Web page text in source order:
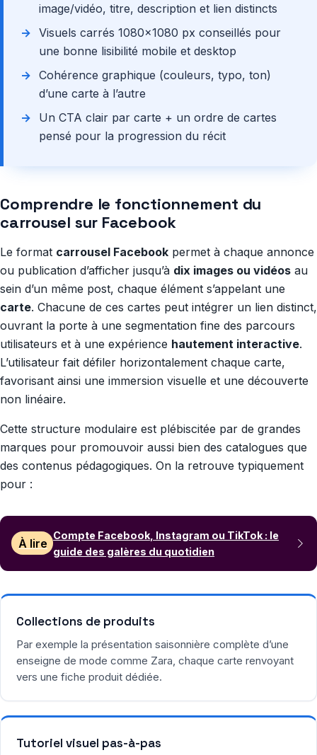
image/vidéo, titre, description et lien distincts
Visuels carrés 1080×1080 px conseillés pour
une bonne lisibilité mobile et desktop
Cohérence graphique (couleurs, typo, ton)
d’une carte à l’autre
Un CTA clair par carte + un ordre de cartes
pensé pour la progression du récit
Comprendre le fonctionnement du
carrousel sur Facebook
Le format carrousel Facebook permet à chaque annonce
ou publication d’afficher jusqu’à dix images ou vidéos au
sein d’un même post, chaque élément s’appelant une
carte. Chacune de ces cartes peut intégrer un lien distinct,
ouvrant la porte à une segmentation fine des parcours
utilisateurs et à une expérience hautement interactive.
L’utilisateur fait défiler horizontalement chaque carte,
favorisant ainsi une immersion visuelle et une découverte
non linéaire.
Cette structure modulaire est plébiscitée par de grandes
marques pour promouvoir aussi bien des catalogues que
des contenus pédagogiques. On la retrouve typiquement
pour :
À lire
Compte Facebook, Instagram ou TikTok : le
guide des galères du quotidien
Collections de produits
Par exemple la présentation saisonnière complète d’une
enseigne de mode comme Zara, chaque carte renvoyant
vers une fiche produit dédiée.
Tutoriel visuel pas-à-pas